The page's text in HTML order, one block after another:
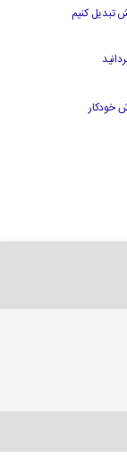
تبدیل کنیم
خودکار